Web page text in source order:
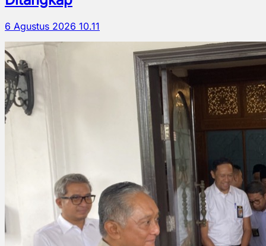
6 Agustus 2026 10.11